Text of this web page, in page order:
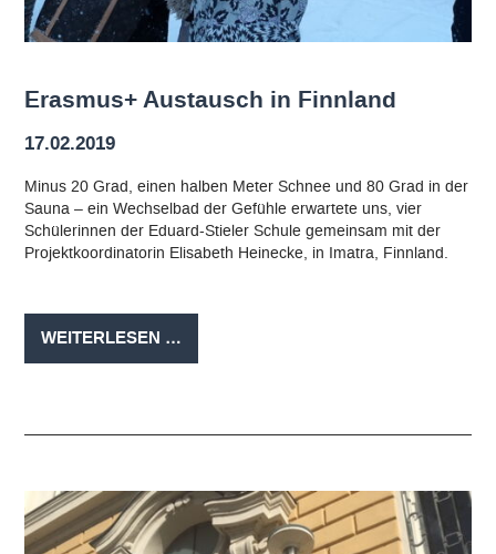
Erasmus+ Austausch in Finnland
17.02.2019
Minus 20 Grad, einen halben Meter Schnee und 80 Grad in der
Sauna – ein Wechselbad der Gefühle erwartete uns, vier
Schülerinnen der Eduard-Stieler Schule gemeinsam mit der
Projektkoordinatorin Elisabeth Heinecke, in Imatra, Finnland.
WEITERLESEN …
IN